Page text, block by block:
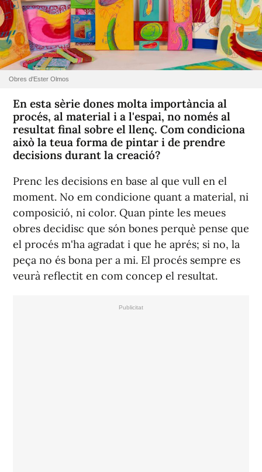
Obres d'Ester Olmos
En esta sèrie dones molta importància al
procés, al material i a l'espai, no només al
resultat final sobre el llenç. Com condiciona
això la teua forma de pintar i de prendre
decisions durant la creació?
Prenc les decisions en base al que vull en el
moment. No em condicione quant a material, ni
composició, ni color. Quan pinte les meues
obres decidisc que són bones perquè pense que
el procés m'ha agradat i que he aprés; si no, la
peça no és bona per a mi. El procés sempre es
veurà reflectit en com concep el resultat.